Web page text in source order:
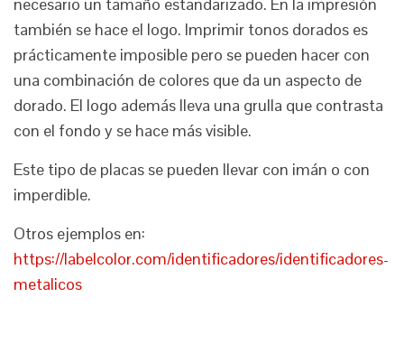
también se hace el logo. Imprimir tonos dorados es
prácticamente imposible pero se pueden hacer con
una combinación de colores que da un aspecto de
dorado. El logo además lleva una grulla que contrasta
con el fondo y se hace más visible.
Este tipo de placas se pueden llevar con imán o con
imperdible.
Otros ejemplos en:
https://labelcolor.com/identificadores/identificadores-
metalicos